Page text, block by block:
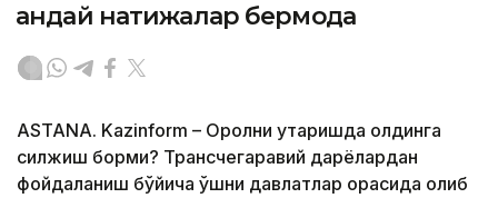
қандай натижалар бермоқда
ASTANA. Kazinform – Оролни қутқаришда олдинга
силжиш борми? Трансчегаравий дарёлардан
фойдаланиш бўйича қўшни давлатлар орасида олиб